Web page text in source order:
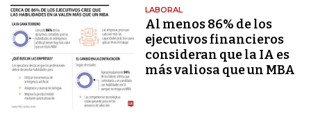
LABORAL
Al menos 86% de los
ejecutivos financieros
consideran que la IA es
más valiosa que un MBA